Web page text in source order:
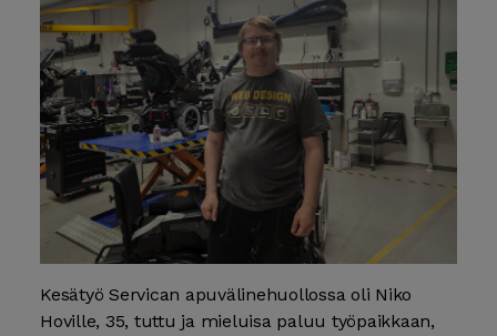
Kesätyö Servican apuvälinehuollossa oli Niko
Hoville, 35, tuttu ja mieluisa paluu työpaikkaan,